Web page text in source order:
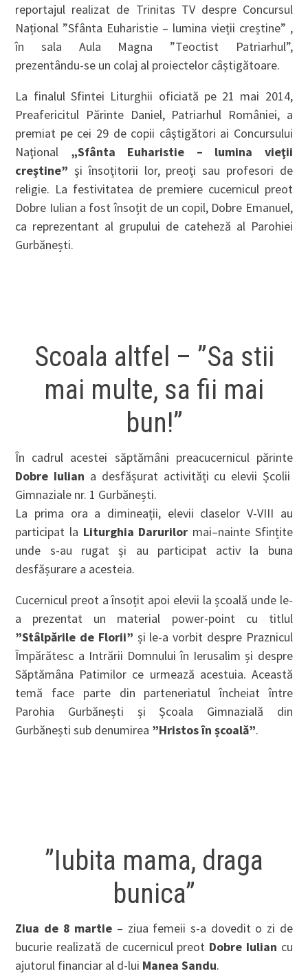
reportajul realizat de Trinitas TV despre Concursul
Național ”Sfânta Euharistie – lumina vieții creștine” ,
în sala Aula Magna ”Teoctist Patriarhul”,
prezentându-se un colaj al proiectelor câștigătoare.
La finalul Sfintei Liturghii oficiată pe 21 mai 2014,
Preafericitul Părinte Daniel, Patriarhul României, a
premiat pe cei 29 de copii câştigători ai Concursului
Naţional „Sfânta Euharistie – lumina vieţii
creştine” şi însoţitorii lor, preoţi sau profesori de
religie. La festivitatea de premiere cucernicul preot
Dobre Iulian a fost însoțit de un copil, Dobre Emanuel,
ca reprezentant al grupului de cateheză al Parohiei
Gurbănești.
Scoala altfel – ”Sa stii
mai multe, sa fii mai
bun!”
În cadrul acestei săptămâni preacucernicul părinte
Dobre Iulian a desfășurat activități cu elevii Școlii
Gimnaziale nr. 1 Gurbănești.
La prima ora a dimineații, elevii claselor V-VIII au
participat la Liturghia Darurilor mai–nainte Sfințite
unde s-au rugat și au participat activ la buna
desfășurare a acesteia.
Cucernicul preot a însoțit apoi elevii la școală unde le-
a prezentat un material power-point cu titlul
”Stâlpările de Florii” și le-a vorbit despre Praznicul
Împărătesc a Intrării Domnului în Ierusalim și despre
Săptămâna Patimilor ce urmează acestuia. Această
temă face parte din parteneriatul încheiat între
Parohia Gurbănești și Școala Gimnazială din
Gurbănești sub denumirea ”Hristos în școală”.
”Iubita mama, draga
bunica”
Ziua de 8 martie – ziua femeii s-a dovedit o zi de
bucurie realizată de cucernicul preot Dobre Iulian cu
ajutorul financiar al d-lui Manea Sandu.